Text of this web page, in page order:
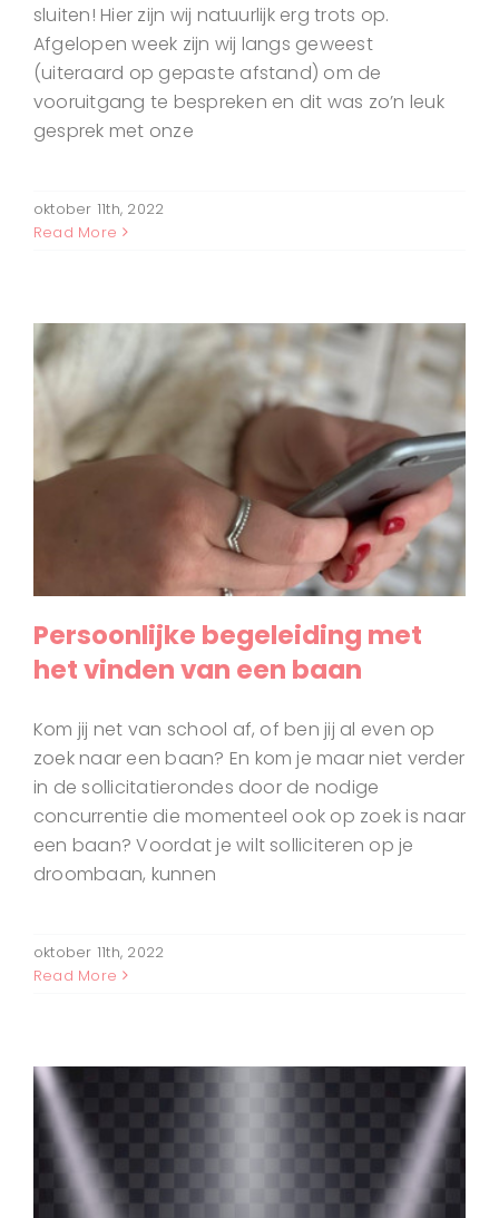
sluiten! Hier zijn wij natuurlijk erg trots op.
Afgelopen week zijn wij langs geweest
(uiteraard op gepaste afstand) om de
vooruitgang te bespreken en dit was zo’n leuk
gesprek met onze
oktober 11th, 2022
Read More
Persoonlijke begeleiding met
het vinden van een baan
Kom jij net van school af, of ben jij al even op
zoek naar een baan? En kom je maar niet verder
in de sollicitatierondes door de nodige
concurrentie die momenteel ook op zoek is naar
een baan? Voordat je wilt solliciteren op je
droombaan, kunnen
oktober 11th, 2022
Read More